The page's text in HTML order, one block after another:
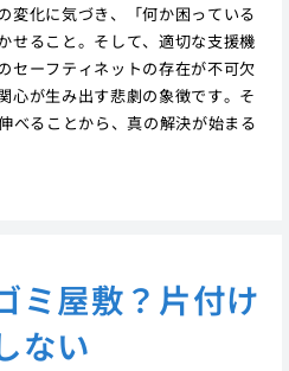
変化に気づき、「何か困っている
せること。そして、適切な支援機
セーフティネットの存在が不可欠
心が生み出す悲劇の象徴です。そ
べることから、真の解決が始まる
ミ屋敷？片付け
ない